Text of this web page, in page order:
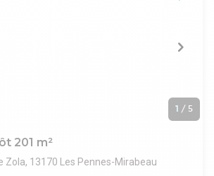
1 / 5
201 m²
Zola, 13170 Les Pennes-Mirabeau